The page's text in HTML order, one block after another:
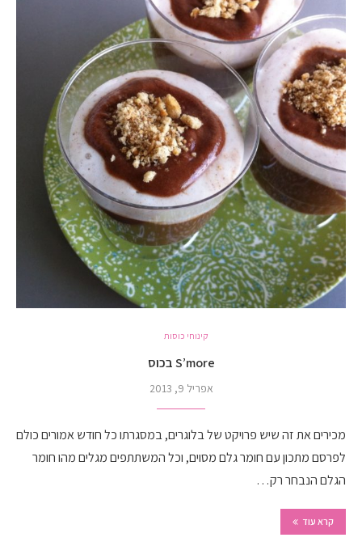
קינוחי כוסות
S’more בכוס
אפריל 9, 2013
מכירים את זה שיש פרויקט של בלוגרים, במסגרתו כל חודש אמורים כולם
לפרסם מתכון עם חומר גלם מסוים, וכל המשתתפים מגלים מהו חומר
הגלם הנבחר רק…
קרא עוד